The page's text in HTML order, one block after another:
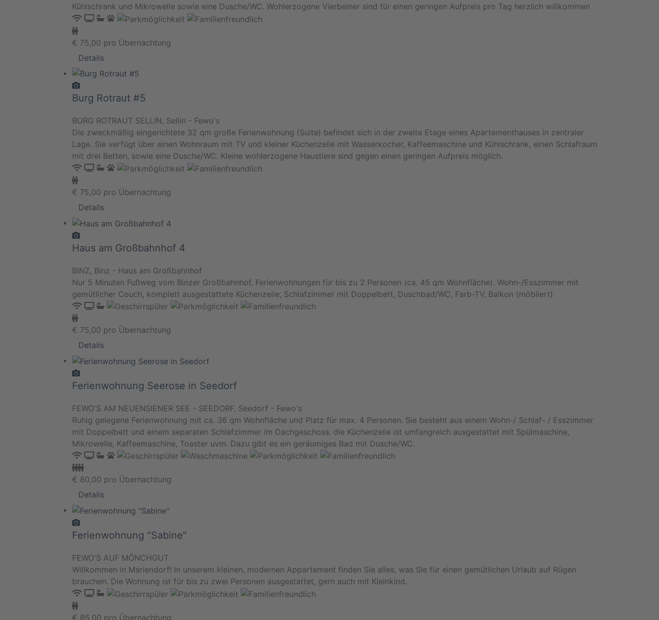
Kühlschrank und Mikrowelle sowie eine Dusche/WC. Wohlerzogene Vierbeiner sind für einen geringen Aufpreis pro Tag herzlich willkommen
€ 75,00 pro Übernachtung
Details
Burg Rotraut #5
BURG ROTRAUT SELLIN, Sellin - Fewo's
Die zweckmäßig eingerichtete 32 qm große Ferienwohnung (Suite) befindet sich in der zweite Etage eines Apartementhauses in zentraler
Lage. Sie verfügt über einen Wohnraum mit TV und kleiner Küchenzeile mit Wasserkocher, Kaffeemaschine und Kühlschrank, einen Schlafraum
mit drei Betten, sowie eine Dusche/WC. Kleine wohlerzogene Haustiere sind gegen einen geringen Aufpreis möglich.
€ 75,00 pro Übernachtung
Details
Haus am Großbahnhof 4
BINZ, Binz - Haus am Großbahnhof
Nur 5 Minuten Fußweg vom Binzer Großbahnhof. Ferienwohnungen für bis zu 2 Personen (ca. 45 qm Wohnfläche). Wohn-/Esszimmer mit
gemütlicher Couch, komplett ausgestattete Küchenzeile, Schlafzimmer mit Doppelbett, Duschbad/WC, Farb-TV, Balkon (möbliert)
€ 75,00 pro Übernachtung
Details
Ferienwohnung Seerose in Seedorf
FEWO'S AM NEUENSIENER SEE - SEEDORF, Seedorf - Fewo's
Ruhig gelegene Ferienwohnung mit ca. 36 qm Wohnfläche und Platz für max. 4 Personen. Sie besteht aus einem Wohn-/ Schlaf- / Esszimmer
mit Doppelbett und einem separaten Schlafzimmer im Dachgeschoss. die Küchenzeile ist umfangreich ausgestattet mit Spülmaschine,
Mikrowelle, Kaffeemaschine, Toaster uvm. Dazu gibt es ein geräumiges Bad mit Dusche/WC.
€ 80,00 pro Übernachtung
Details
Ferienwohnung "Sabine"
FEWO'S AUF MÖNCHGUT
Willkommen in Mariendorf! In unserem kleinen, modernen Appartement finden Sie alles, was Sie für einen gemütlichen Urlaub auf Rügen
brauchen. Die Wohnung ist für bis zu zwei Personen ausgestattet, gern auch mit Kleinkind.
€ 85,00 pro Übernachtung